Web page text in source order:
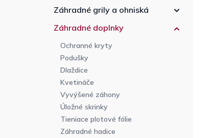
Záhradné grily a ohniská
Záhradné doplnky
Ochranné kryty
Podušky
Dlaždice
Kvetináče
Vyvýšené záhony
Úložné skrinky
Tieniace plotové fólie
Záhradné hadice